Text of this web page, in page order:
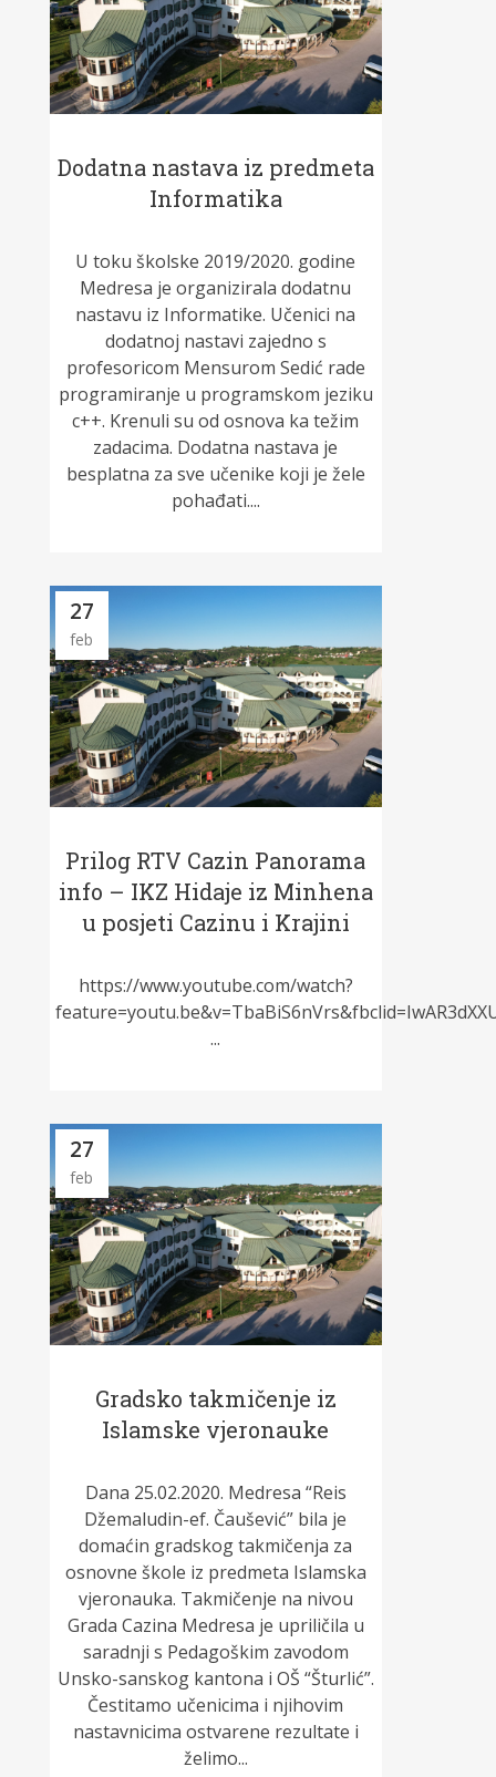
Dodatna nastava iz predmeta
Informatika
U toku školske 2019/2020. godine
Medresa je organizirala dodatnu
nastavu iz Informatike. Učenici na
dodatnoj nastavi zajedno s
profesoricom Mensurom Sedić rade
programiranje u programskom jeziku
c++. Krenuli su od osnova ka težim
zadacima. Dodatna nastava je
besplatna za sve učenike koji je žele
pohađati....
27
feb
Prilog RTV Cazin Panorama
info – IKZ Hidaje iz Minhena
u posjeti Cazinu i Krajini
https://www.youtube.com/watch?
...
27
feb
Gradsko takmičenje iz
Islamske vjeronauke
Dana 25.02.2020. Medresa “Reis
Džemaludin-ef. Čaušević” bila je
domaćin gradskog takmičenja za
osnovne škole iz predmeta Islamska
vjeronauka. Takmičenje na nivou
Grada Cazina Medresa je upriličila u
saradnji s Pedagoškim zavodom
Unsko-sanskog kantona i OŠ “Šturlić”.
Čestitamo učenicima i njihovim
nastavnicima ostvarene rezultate i
želimo...